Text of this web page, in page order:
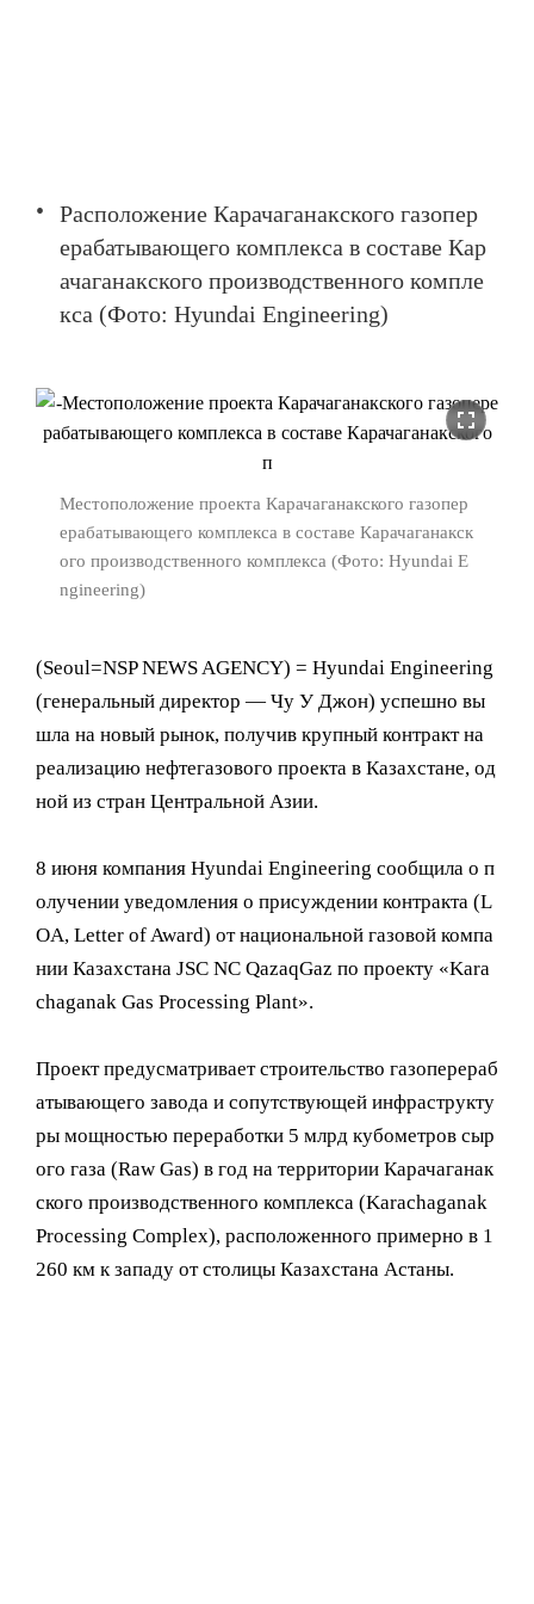
Расположение Карачаганакского газопер
ерабатывающего комплекса в составе Кар
ачаганакского производственного компле
кса (Фото: Hyundai Engineering)
fullscreen
Местоположение проекта Карачаганакского газопер
ерабатывающего комплекса в составе Карачаганакск
ого производственного комплекса (Фото: Hyundai E
ngineering)
(Seoul=NSP NEWS AGENCY) = Hyundai Engineering
(генеральный директор — Чу У Джон) успешно вы
шла на новый рынок, получив крупный контракт на
реализацию нефтегазового проекта в Казахстане, од
ной из стран Центральной Азии.
8 июня компания Hyundai Engineering сообщила о п
олучении уведомления о присуждении контракта (L
OA, Letter of Award) от национальной газовой компа
нии Казахстана JSC NC QazaqGaz по проекту «Kara
chaganak Gas Processing Plant».
Проект предусматривает строительство газоперераб
атывающего завода и сопутствующей инфраструкту
ры мощностью переработки 5 млрд кубометров сыр
ого газа (Raw Gas) в год на территории Карачаганак
ского производственного комплекса (Karachaganak
Processing Complex), расположенного примерно в 1
260 км к западу от столицы Казахстана Астаны.